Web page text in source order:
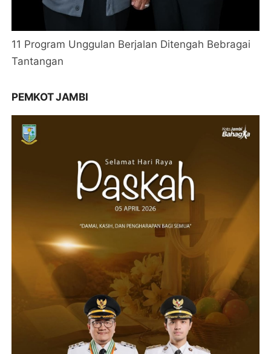
11 Program Unggulan Berjalan Ditengah Bebragai
Tantangan
PEMKOT JAMBI